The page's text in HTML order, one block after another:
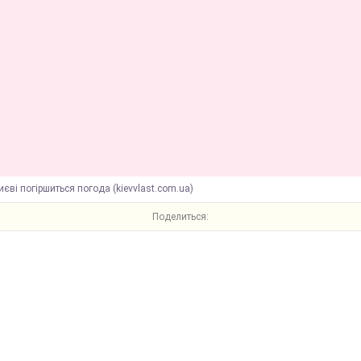
погіршиться погода (kievvlast.com.ua)
Поделиться: